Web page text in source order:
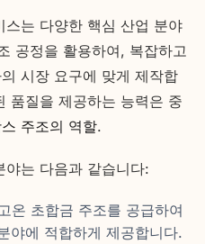
는 다양한 핵심 산업 분야
공정을 활용하여, 복잡하고
시장 요구에 맞게 제작합
품질을 제공하는 능력은 중
주조의 역할.
는 다음과 같습니다:
고온 초합금 주조를 공급하여
야에 적합하게 제공합니다.